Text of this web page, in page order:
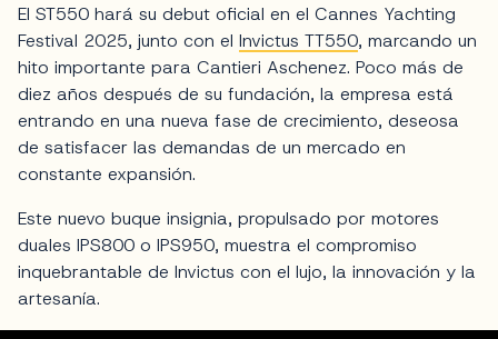
El ST550 hará su debut oficial en el Cannes Yachting
Festival 2025, junto con el Invictus TT550, marcando un
hito importante para Cantieri Aschenez. Poco más de
diez años después de su fundación, la empresa está
entrando en una nueva fase de crecimiento, deseosa
de satisfacer las demandas de un mercado en
constante expansión.
Este nuevo buque insignia, propulsado por motores
duales IPS800 o IPS950, muestra el compromiso
inquebrantable de Invictus con el lujo, la innovación y la
artesanía.